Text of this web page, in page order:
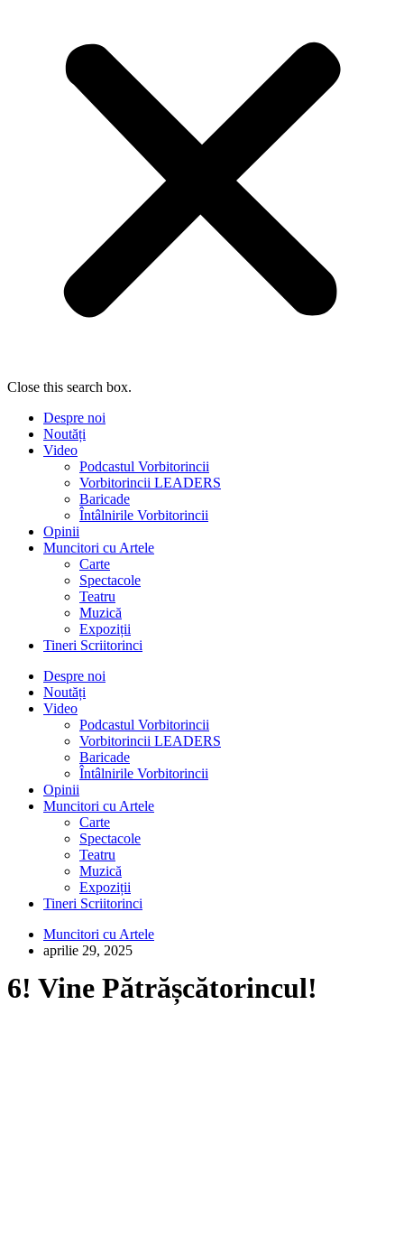
Close this search box.
Despre noi
Noutăți
Video
Podcastul Vorbitorincii
Vorbitorincii LEADERS
Baricade
Întâlnirile Vorbitorincii
Opinii
Muncitori cu Artele
Carte
Spectacole
Teatru
Muzică
Expoziții
Tineri Scriitorinci
Despre noi
Noutăți
Video
Podcastul Vorbitorincii
Vorbitorincii LEADERS
Baricade
Întâlnirile Vorbitorincii
Opinii
Muncitori cu Artele
Carte
Spectacole
Teatru
Muzică
Expoziții
Tineri Scriitorinci
Muncitori cu Artele
aprilie 29, 2025
6! Vine Pătrășcătorincul!